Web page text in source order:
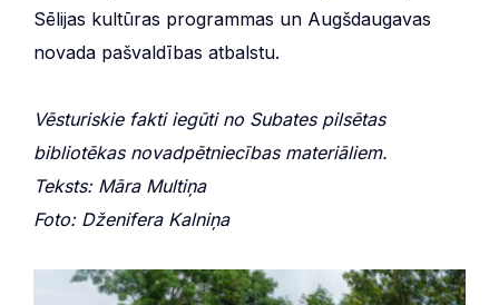
Sēlijas kultūras programmas un Augšdaugavas
novada pašvaldības atbalstu.
Vēsturiskie fakti iegūti no Subates pilsētas
bibliotēkas novadpētniecības materiāliem.
Teksts: Māra Multiņa
Foto: Dženifera Kalniņa